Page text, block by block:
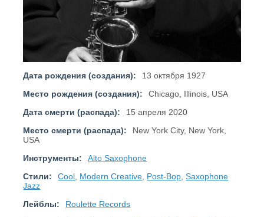
Дата рождения (создания):
13 октября 1927
Место рождения (создания):
Chicago, Illinois, USA
Дата смерти (распада):
15 апреля 2020
Место смерти (распада):
New York City, New York,
USA
Инструменты:
Alto Saxophone
Стили:
Cool, Modern Creative, Post-Bop,Saxophone
Jazz
Лейблы:
Roulette Records